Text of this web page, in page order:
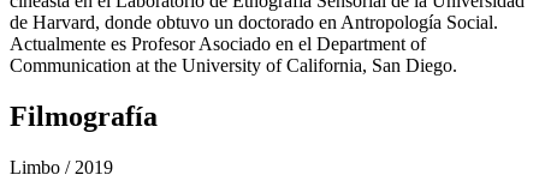
de Harvard, donde obtuvo un doctorado en Antropología Social.
Actualmente es Profesor Asociado en el Department of
Communication at the University of California, San Diego.
Filmografía
Limbo / 2019